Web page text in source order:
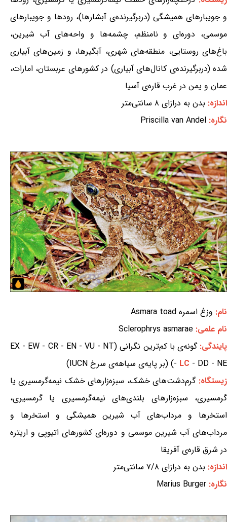
و جویبارهای همیشگی (دربرگیرنده‌ی آبشارها)، رودها و جویبارهای
موسمی، دوره‌ای و نامنظم، چشمه‌ها و واحه‌های آب شیرین،
باغ‌های روستایی، منطقه‌های شهری، آبگیرها، و زمین‌های آبیاری
شده (دربرگیرنده‌ی کانال‌های آبیاری) در کشورهای عربستان، امارات،
عمان و یمن در غرب قاره‌ی آسیا
اندازه: بدن به درازای ۸ سانتی‌متر
نگاره: Priscilla van Andel
نام: وزغ اسمره Asmara toad
نام علمی: Sclerophrys asmarae
پایندگی:
گونه‌ی با کم‌ترین نگرانی (EX - EW - CR - EN - VU - NT
- LC - DD - NE) (بر پایه‌ی سیاهه‌ی سرخ IUCN)
زیستگاه:گرم‌دشت‌های خشک، سبزه‌زارهای خشک نیمه‌گرمسیری یا
گرمسیری، سبزه‌زارهای بلندی‌های نیمه‌گرمسیری یا گرمسیری،
استخرها و مرداب‌های آب شیرین همیشگی و استخرها و
مرداب‌های آب شیرین موسمی و دوره‌ای کشورهای اتیوپی و اریتره
در شرق قاره‌ی آفریقا
اندازه: بدن به درازای ۷/۸ سانتی‌متر
نگاره: Marius Burger